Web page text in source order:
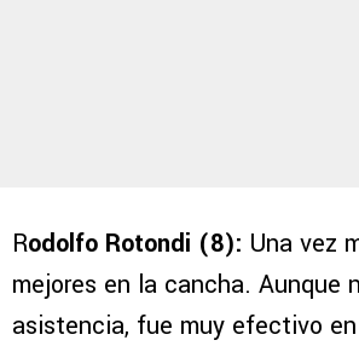
Rodolfo Rotondi (8): Una vez
mejores en la cancha. Aunque
asistencia, fue muy efectivo